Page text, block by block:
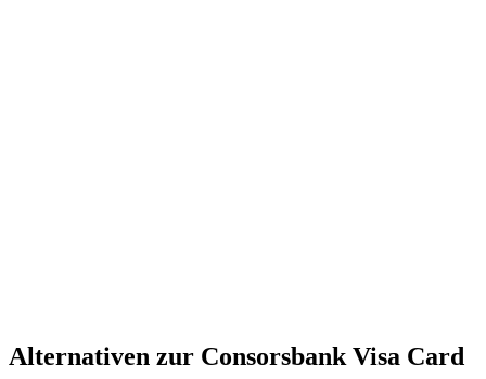
Alternativen zur Consorsbank Visa Card